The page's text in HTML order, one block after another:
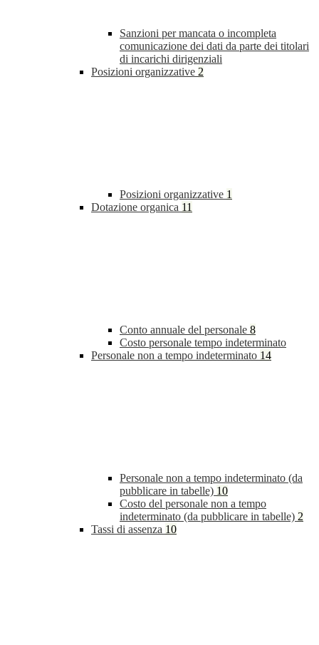
Sanzioni per mancata o incompleta
comunicazione dei dati da parte dei titolari
di incarichi dirigenziali
Posizioni organizzative 2
Posizioni organizzative 1
Dotazione organica 11
Conto annuale del personale 8
Costo personale tempo indeterminato
Personale non a tempo indeterminato 14
Personale non a tempo indeterminato (da
pubblicare in tabelle) 10
Costo del personale non a tempo
indeterminato (da pubblicare in tabelle) 2
Tassi di assenza 10